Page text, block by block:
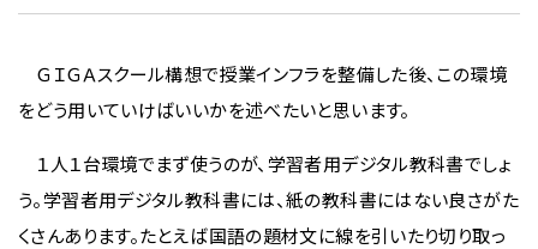
ＧＩＧＡスクール構想で授業インフラを整備した後、この環境
をどう用いていけばいいかを述べたいと思います。
１人１台環境でまず使うのが、学習者用デジタル教科書でしょ
う。学習者用デジタル教科書には、紙の教科書にはない良さがた
くさんあります。たとえば国語の題材文に線を引いたり切り取っ